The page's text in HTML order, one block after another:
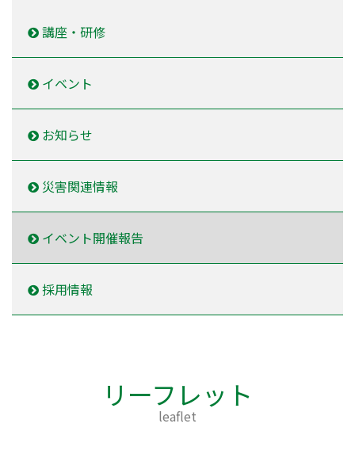
講座・研修
イベント
お知らせ
災害関連情報
イベント開催報告
採用情報
リーフレット
leaflet